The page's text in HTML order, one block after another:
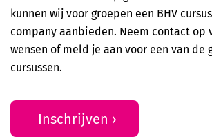
kunnen wij voor groepen een BHV
company aanbieden. Neem contact op
wensen of meld je aan voor een van de
cursussen.
Inschrijven